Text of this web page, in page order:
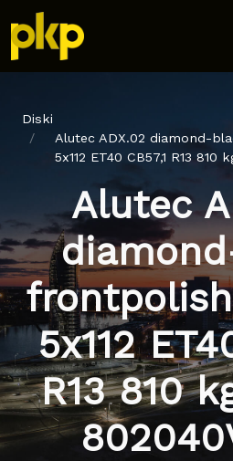
Diski
Alutec ADX.02 diamond-
5x112 ET40 CB57,1 R13 810
Alutec
5x112
R13 810